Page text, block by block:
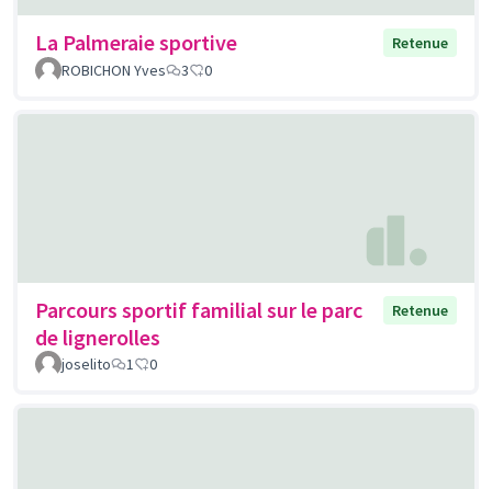
La Palmeraie sportive
Retenue
ROBICHON Yves
3 0
Parcours sportif familial sur le parc
de lignerolles
Retenue
joselito 1 0